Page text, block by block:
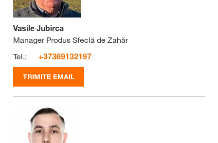
Vasile Jubirca
Manager Produs Sfeclă de Zahăr
Tel.:
+37369132197
TRIMITE EMAIL